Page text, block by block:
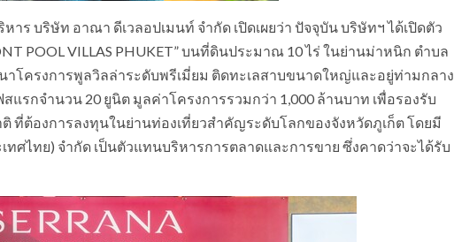
ร บริษัท อาณา ดีเวลอปเมนท์ จำกัด เปิดเผยว่า ปัจจุบัน บริษัทฯ ได้เปิดตัว
POOL VILLAS PHUKET” บนที่ดินประมาณ 10 ไร่ ในย่านม่าหนิก ตำบล
าโครงการพูลวิลล่าระดับพรีเมี่ยม ติดทะเลสาบขนาดใหญ่และอยู่ท่ามกลาง
รกจำนวน 20 ยูนิต มูลค่าโครงการรวมกว่า 1,000 ล้านบาท เพื่อรองรับ
ที่ต้องการลงทุนในย่านท่องเที่ยวสำคัญระดับโลกของจังหวัดภูเก็ต โดยมี
ศไทย) จำกัด เป็นตัวแทนบริหารการตลาดและการขาย ซึ่งคาดว่าจะได้รับ